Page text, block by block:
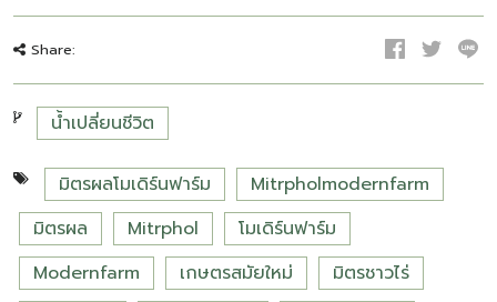
Share:
น้ำเปลี่ยนชีวิต
มิตรผลโมเดิร์นฟาร์ม
Mitrpholmodernfarm
มิตรผล
Mitrphol
โมเดิร์นฟาร์ม
Modernfarm
เกษตรสมัยใหม่
มิตรชาวไร่